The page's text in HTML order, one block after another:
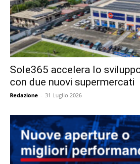
Sole365 accelera lo
con due nuovi supermercati
Redazione - 31 Luglio 2026